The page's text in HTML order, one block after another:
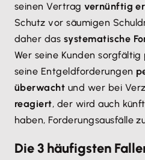
seinen Vertragvernünftig
Schutz vor säumigen
daher das systematische
Wer seine Kunden
seine Entgeldforderungen
überwacht und wer bei
reagiert, der wird auch
haben, Forderungsausfälle
Die 3 häufigsten